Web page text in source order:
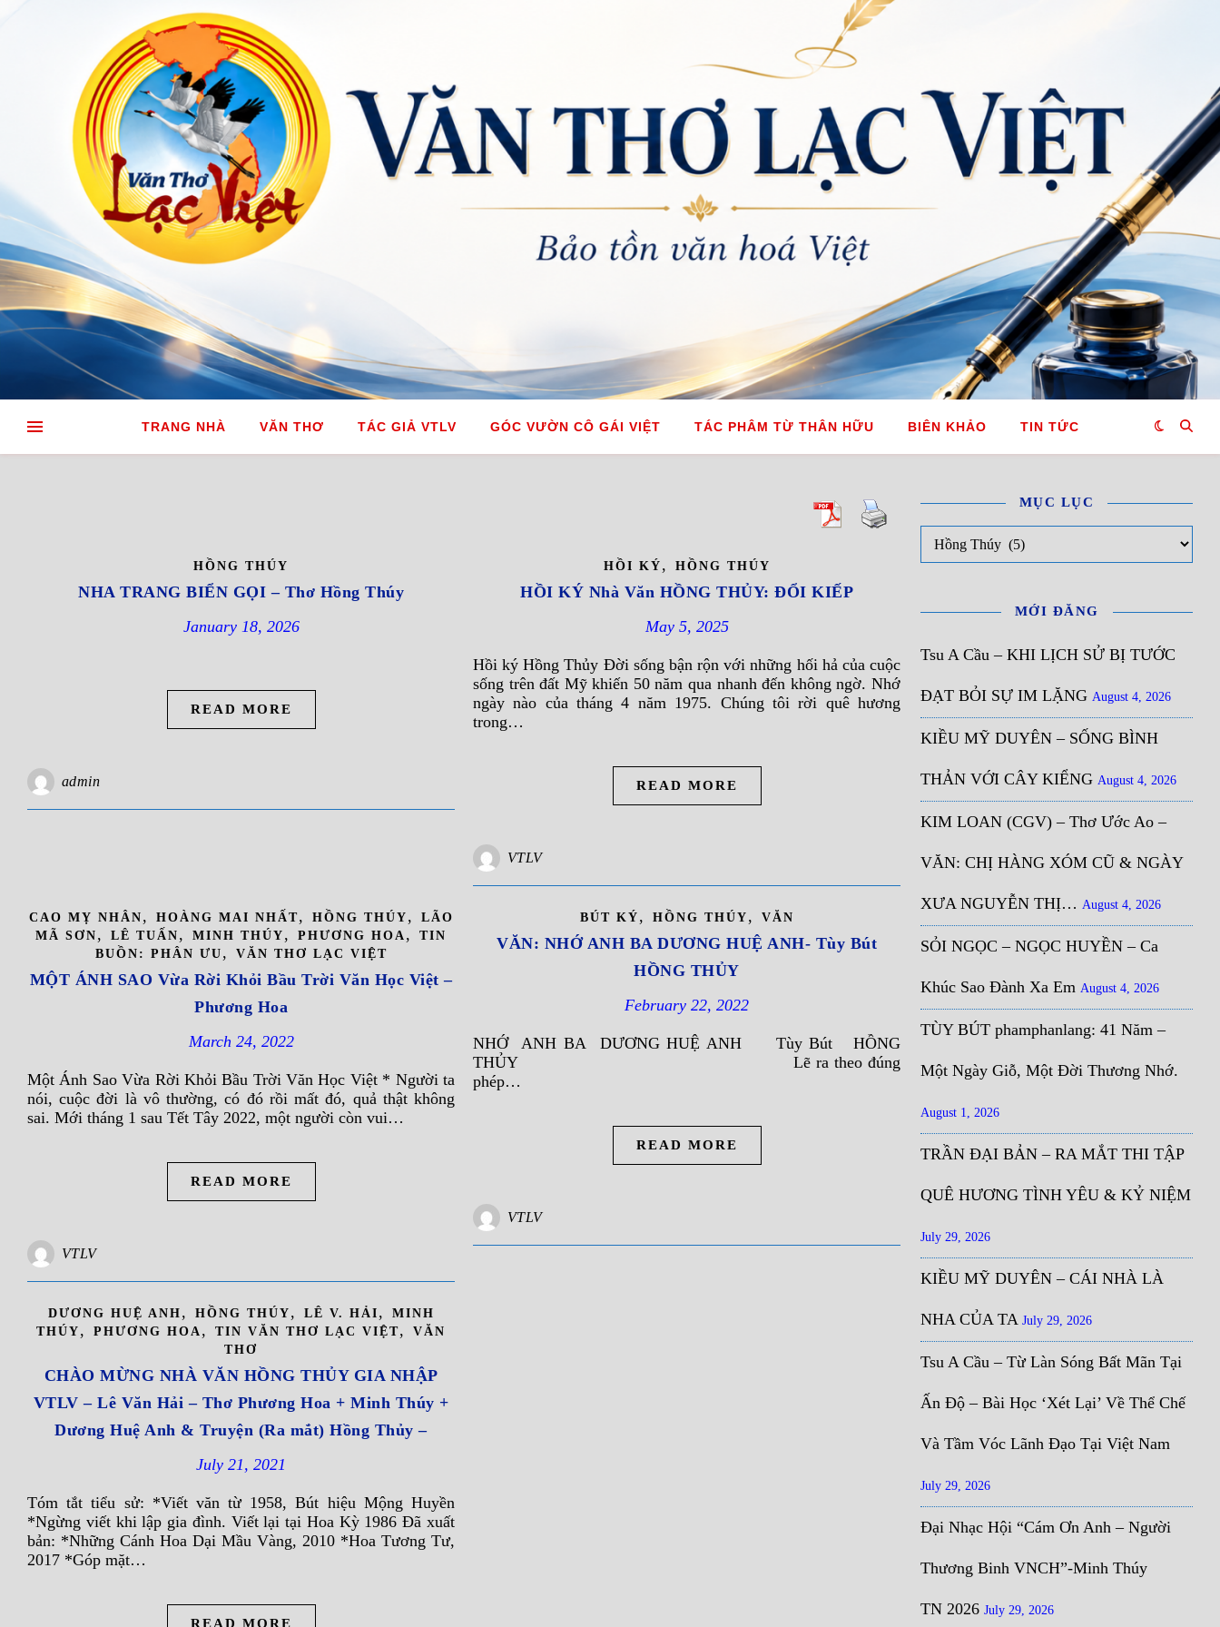
TRANG NHÀ VĂN THƠ TÁC GIẢ VTLV GÓC VƯỜN CÔ GÁI VIỆT TÁC PHÂM TỪ THÂN HỮU BIÊN KHẢO TIN TỨC
HỒNG THÚY
NHA TRANG BIỂN GỌI – Thơ Hồng Thúy
January 18, 2026
READ MORE
admin
HỒI KÝ , HỒNG THÚY
HỒI KÝ Nhà Văn HỒNG THỦY: ĐỔI KIẾP
May 5, 2025
Hồi ký Hồng Thủy Đời sống bận rộn với những hối hả của cuộc
sống trên đất Mỹ khiến 50 năm qua nhanh đến không ngờ. Nhớ
ngày nào của tháng 4 năm 1975. Chúng tôi rời quê hương
trong…
READ MORE
VTLV
CAO MỴ NHÂN , HOÀNG MAI NHẤT, HỒNG THÚY ,
LÃO
MÃ SƠN , LÊ TUẤN , MINH THÚY , PHƯƠNG HOA ,
TIN
BUỒN: PHÂN ƯU , VĂN THƠ LẠC VIỆT
MỘT ÁNH SAO Vừa Rời Khỏi Bầu Trời Văn Học Việt –
Phương Hoa
March 24, 2022
Một Ánh Sao Vừa Rời Khỏi Bầu Trời Văn Học Việt * Người ta
nói, cuộc đời là vô thường, có đó rồi mất đó, quả thật không
sai. Mới tháng 1 sau Tết Tây 2022, một người còn vui…
READ MORE
VTLV
BÚT KÝ , HỒNG THÚY , VĂN
VĂN: NHỚ ANH BA DƯƠNG HUỆ ANH- Tùy Bút
HỒNG THỦY
February 22, 2022
NHỚ ANH BA DƯƠNG HUỆ ANH Tùy Bút HỒNG
THỦY Lẽ ra theo đúng
phép…
READ MORE
VTLV
DƯƠNG HUỆ ANH , HỒNG THÚY , LÊ V. HẢI ,
MINH
THÚY , PHƯƠNG HOA , TIN VĂN THƠ LẠC VIỆT,
VĂN
THƠ
CHÀO MỪNG NHÀ VĂN HỒNG THỦY GIA NHẬP
VTLV – Lê Văn Hải – Thơ Phương Hoa + Minh Thúy +
Dương Huệ Anh & Truyện (Ra mắt) Hồng Thủy –
July 21, 2021
Tóm tắt tiểu sử: *Viết văn từ 1958, Bút hiệu Mộng Huyền
*Ngừng viết khi lập gia đình. Viết lại tại Hoa Kỳ 1986 Đã xuất
bản: *Những Cánh Hoa Dại Mầu Vàng, 2010 *Hoa Tương Tư,
2017 *Góp mặt…
READ MORE
MỤC LỤC
Mục Lục
MỚI ĐĂNG
Tsu A Cầu – KHI LỊCH SỬ BỊ TƯỚC
ĐẠT BỎI SỰ IM LẶNG August 4, 2026
KIỀU MỸ DUYÊN – SỐNG BÌNH
THẢN VỚI CÂY KIỂNG August 4, 2026
KIM LOAN (CGV) – Thơ Ước Ao –
VĂN: CHỊ HÀNG XÓM CŨ & NGÀY
XƯA NGUYỄN THỊ… August 4, 2026
SỎI NGỌC – NGỌC HUYỀN – Ca
Khúc Sao Đành Xa Em August 4, 2026
TÙY BÚT phamphanlang: 41 Năm –
Một Ngày Giỗ, Một Đời Thương Nhớ.
August 1, 2026
TRẦN ĐẠI BẢN – RA MẮT THI TẬP
QUÊ HƯƠNG TÌNH YÊU & KỶ NIỆM
July 29, 2026
KIỀU MỸ DUYÊN – CÁI NHÀ LÀ
NHA CỦA TA July 29, 2026
Tsu A Cầu – Từ Làn Sóng Bất Mãn Tại
Ấn Độ – Bài Học ‘Xét Lại’ Về Thể Chế
Và Tầm Vóc Lãnh Đạo Tại Việt Nam
July 29, 2026
Đại Nhạc Hội “Cám Ơn Anh – Người
Thương Binh VNCH”-Minh Thúy
TN 2026 July 29, 2026